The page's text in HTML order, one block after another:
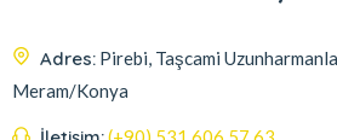
Adres: Pirebi, Taşcami
Meram/Konya